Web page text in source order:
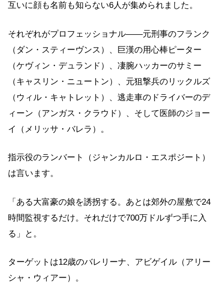
互いに顔も名前も知らない6人が集められました。
それぞれがプロフェッショナル——元刑事のフランク
（ダン・スティーヴンス）、巨漢の用心棒ピーター
（ケヴィン・デュランド）、凄腕ハッカーのサミー
（キャスリン・ニュートン）、元狙撃兵のリックルズ
（ウィル・キャトレット）、逃走車のドライバーのデ
ィーン（アンガス・クラウド）、そして医師のジョー
イ（メリッサ・バレラ）。
指示役のランバート（ジャンカルロ・エスポジート）
は言います。
「ある大富豪の娘を誘拐する。あとは郊外の屋敷で24
時間監視するだけ。それだけで700万ドルずつ手に入
る」と。
ターゲットは12歳のバレリーナ、アビゲイル（アリー
シャ・ウィアー）。